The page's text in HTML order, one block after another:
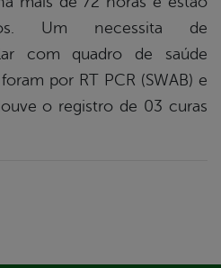
Um necessita de
com quadro de saúde
por RT PCR (SWAB) e
o registro de 03 curas